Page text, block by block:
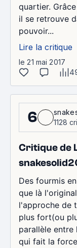
quartier.
il se retrouve
pouvoir...
Lire la critique
le 21 mai 2017
6
1128
Critique de
Des fourmis
que là
l'approche de
plus fort(ou
parallèle
qui fait la